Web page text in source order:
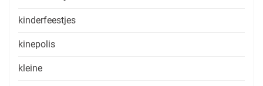
kinderfeestjes
kinepolis
kleine